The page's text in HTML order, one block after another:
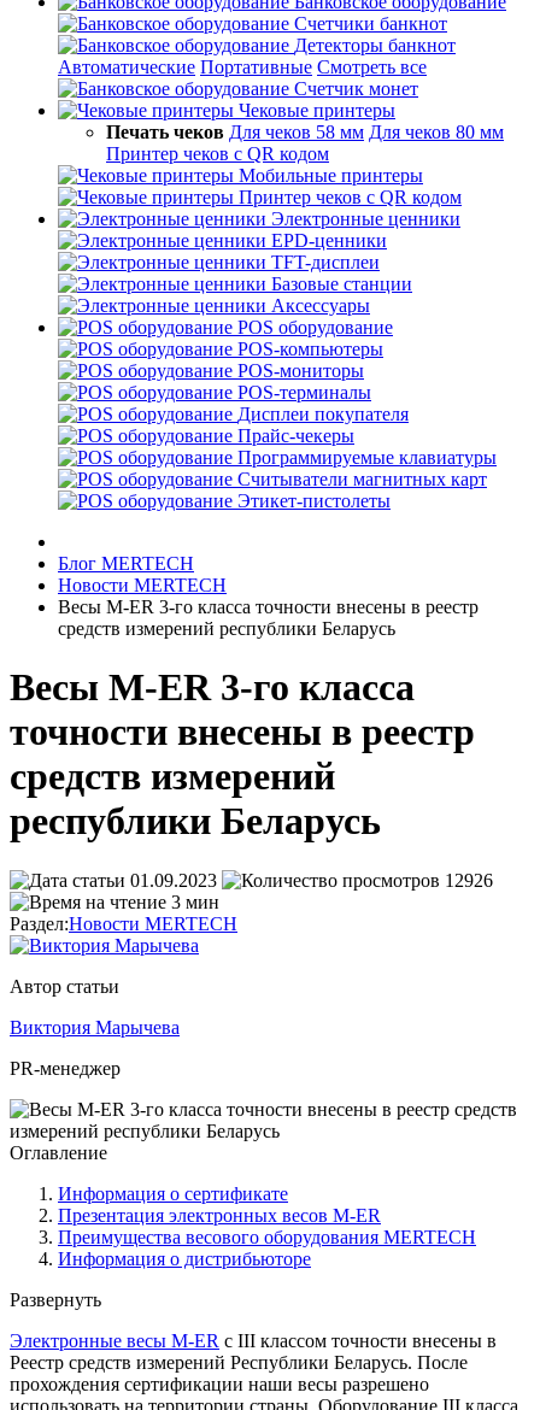
Счетчики банкнот
Детекторы банкнот
Автоматические Портативные Смотреть все
Счетчик монет
Чековые принтеры
Печать чеков Для чеков 58 мм Для чеков 80 мм
Принтер чеков с QR кодом
Мобильные принтеры
Принтер чеков с QR кодом
Электронные ценники
EPD-ценники
TFT-дисплеи
Базовые станции
Аксессуары
POS оборудование
POS-компьютеры
POS-мониторы
POS-терминалы
Дисплеи покупателя
Прайс-чекеры
Программируемые клавиатуры
Считыватели магнитных карт
Этикет-пистолеты
Блог MERTECH
Новости MERTECH
Весы M-ER 3-го класса точности внесены в реестр
средств измерений республики Беларусь
Весы M-ER 3-го класса
точности внесены в реестр
средств измерений
республики Беларусь
01.09.2023
12926
3 мин
Раздел:Новости MERTECH
Автор статьи
Виктория Марычева
PR-менеджер
Оглавление
Информация о сертификате
Презентация электронных весов M-ER
Преимущества весового оборудования MERTECH
Информация о дистрибьюторе
Развернуть
Электронные весы M-ER с III классом точности внесены в
Реестр средств измерений Республики Беларусь. После
прохождения сертификации наши весы разрешено
использовать на территории страны. Оборудование III класса